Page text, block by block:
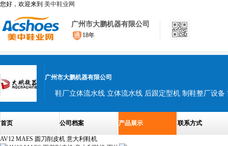
您好，欢迎来到 美中鞋业网
广州市大鹏机器有限公司
18年
广州市大鹏机器有限公司
首页 公司档案 产品展示 联系方式
AV12 MAES 圆刀削皮机 意大利鞋机